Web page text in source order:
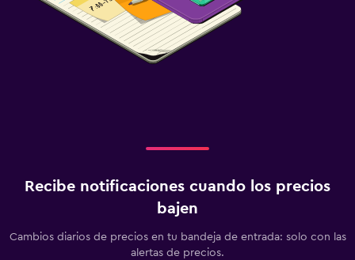
Recibe notificaciones cuando los precios
bajen
Cambios diarios de precios en tu bandeja de entrada: solo con las
alertas de precios.